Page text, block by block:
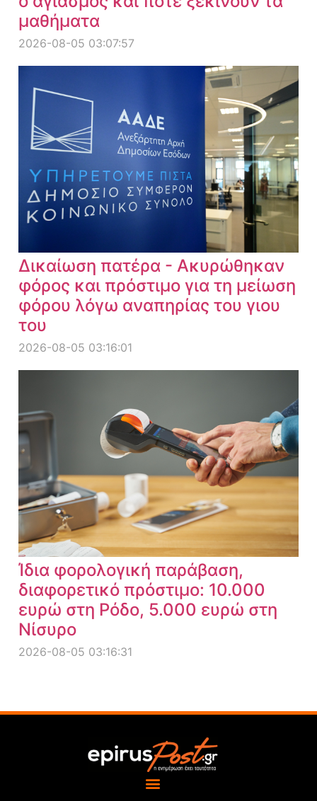
μαθήματα
2026-08-05 03:07:57
Δικαίωση πατέρα - Ακυρώθηκαν
φόρος και πρόστιμο για τη μείωση
φόρου λόγω αναπηρίας του γιου
του
2026-08-05 03:16:01
Ίδια φορολογική παράβαση,
διαφορετικό πρόστιμο: 10.000
ευρώ στη Ρόδο, 5.000 ευρώ στη
Νίσυρο
2026-08-05 03:16:31